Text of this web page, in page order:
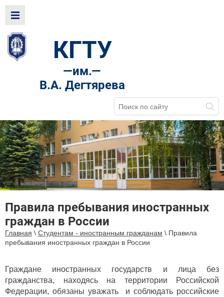
КГТУ
—им.—
В.А. Дегтярева
Правила пребывания иностранных
граждан в России
Главная \ Студентам - иностранным гражданам \ Правила
пребывания иностранных граждан в России
Граждане иностранных государств и лица без
гражданства, находясь на территории Российской
Федерации, обязаны уважать и соблюдать российские